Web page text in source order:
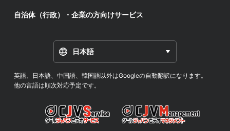
自治体（行政）・企業の方向けサービス
日本語
英語、日本語、中国語、韓国語以外はGoogleの自動翻訳になります。
他の言語は順次対応予定です。